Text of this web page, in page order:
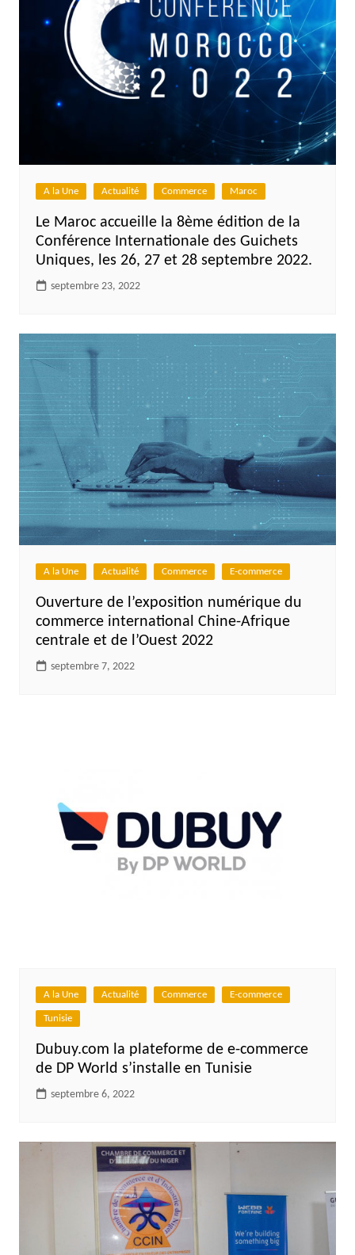
A la Une Actualité Commerce Maroc
Le Maroc accueille la 8ème édition de la
Conférence Internationale des Guichets
Uniques, les 26, 27 et 28 septembre 2022.
septembre 23, 2022
A la Une Actualité Commerce E-commerce
Ouverture de l’exposition numérique du
commerce international Chine-Afrique
centrale et de l’Ouest 2022
septembre 7, 2022
A la Une Actualité Commerce E-commerce
Tunisie
Dubuy.com la plateforme de e-commerce
de DP World s’installe en Tunisie
septembre 6, 2022